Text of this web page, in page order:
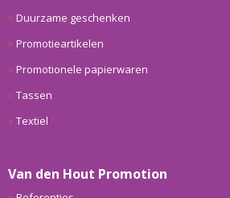
Duurzame geschenken
Promotieartikelen
Promotionele papierwaren
Tassen
Textiel
Van den Hout Promotion